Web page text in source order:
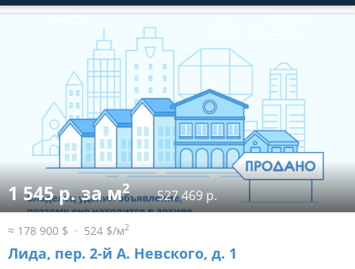
1 545 р. за м2 527 469 р.
≈ 178 900 $ 524 $/м2
Лида, пер. 2-й А. Невского, д. 1